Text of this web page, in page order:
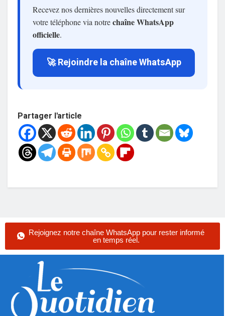
Recevez nos dernières nouvelles directement sur
votre téléphone via notrechaîne WhatsApp
officielle.
🚀 Rejoindre la chaîne WhatsApp
Partager l'article
Rejoignez notre chaîne WhatsApp pour rester informé
en temps réel.